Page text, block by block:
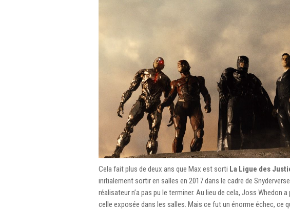
Cela fait plus de deux ans que Max est sorti La Ligue des
initialement sortir en salles en 2017 dans le cadre de
réalisateur n’a pas pu le terminer. Au lieu de cela, Joss Whedon
celle exposée dans les salles. Mais ce fut un énorme échec, ce